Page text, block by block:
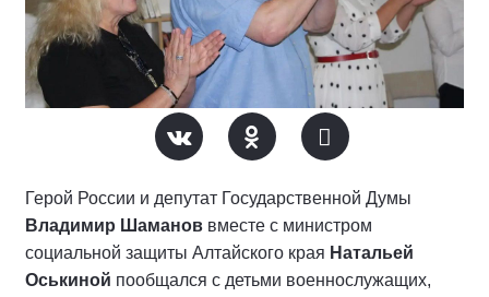
Герой России и депутат Государственной Думы
Владимир Шаманов вместе с министром
социальной защиты Алтайского края Натальей
Оськиной пообщался с детьми военнослужащих,